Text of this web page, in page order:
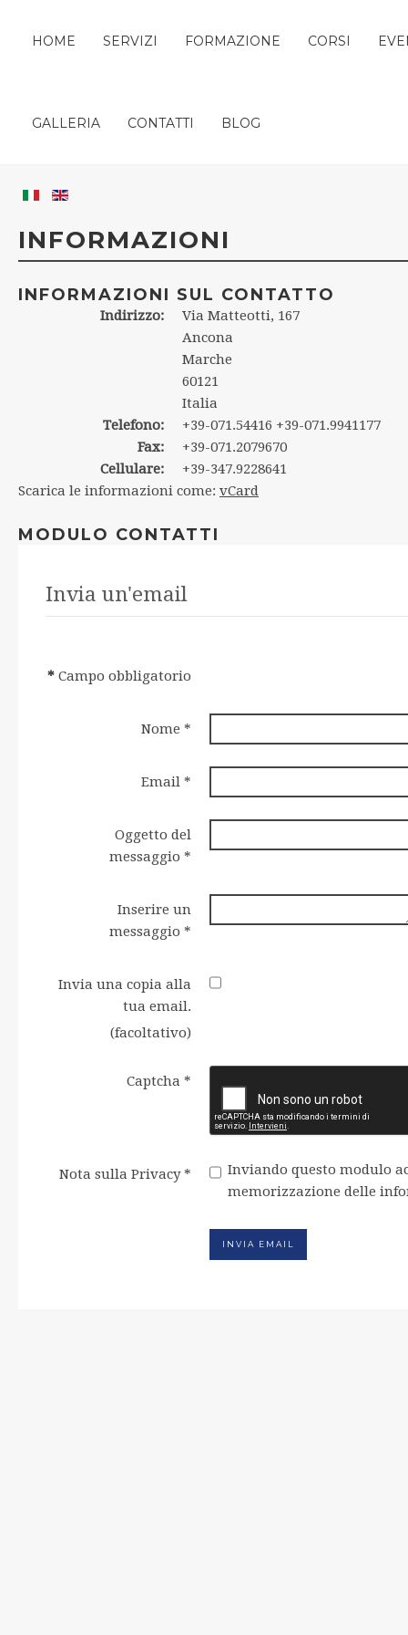
HOME SERVIZI FORMAZIONE CORSI
GALLERIA CONTATTI BLOG
INFORMAZIONI
INFORMAZIONI SUL CONTATTO
Indirizzo:
Via Matteotti, 167
Ancona
Marche
60121
Italia
Telefono:
+39-071.54416 +39-071.9941177
Fax:
+39-071.2079670
Cellulare:
+39-347.9228641
Scarica le informazioni come: vCard
MODULO CONTATTI
Invia un'email
* Campo obbligatorio
Nome *
Email *
Oggetto del
messaggio *
Inserire un
messaggio *
Invia una copia alla
tua email.
(facoltativo)
Captcha *
Nota sulla Privacy*
Inviando questo modulo
memorizzazione delle
INVIA EMAIL